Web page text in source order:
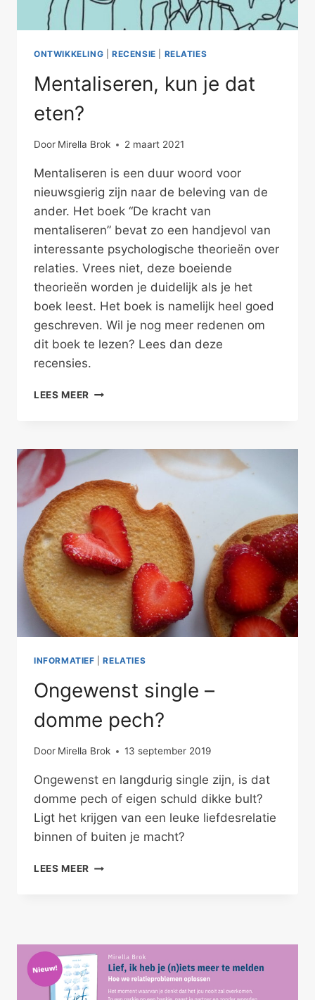
ONTWIKKELING RECENSIE RELATIES
Mentaliseren, kun je dat
eten?
Door Mirella Brok 2 maart 2021
Mentaliseren is een duur woord voor
nieuwsgierig zijn naar de beleving van de
ander. Het boek “De kracht van
mentaliseren” bevat zo een handjevol van
interessante psychologische theorieën over
relaties. Vrees niet, deze boeiende
theorieën worden je duidelijk als je het
boek leest. Het boek is namelijk heel goed
geschreven. Wil je nog meer redenen om
dit boek te lezen? Lees dan deze
recensies.
LEES MEER MENTALISEREN,
ETEN?
INFORMATIEF |RELATIES
Ongewenst single –
domme pech?
Door Mirella Brok 13 september 2019
Ongewenst en langdurig single zijn, is dat
domme pech of eigen schuld dikke bult?
Ligt het krijgen van een leuke liefdesrelatie
binnen of buiten je macht?
LEES MEER ONGEWENST